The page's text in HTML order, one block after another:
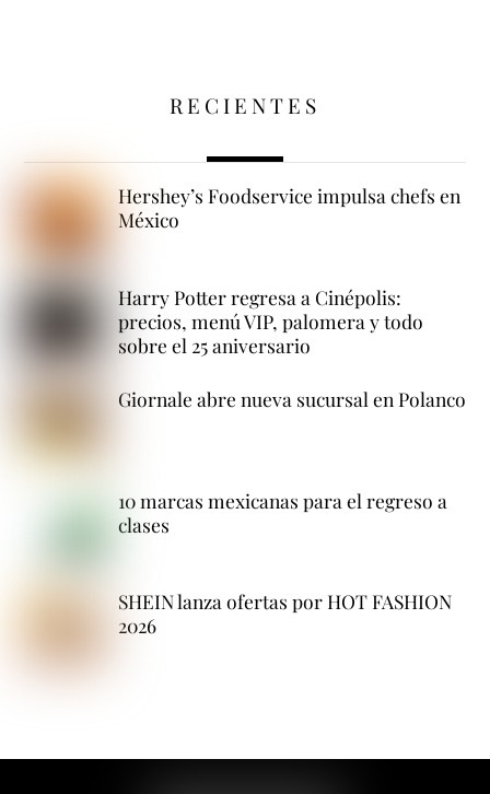
RECIENTES
Hershey’s Foodservice impulsa chefs en
México
Harry Potter regresa a Cinépolis:
precios, menú VIP, palomera y todo
sobre el 25 aniversario
Giornale abre nueva sucursal en Polanco
10 marcas mexicanas para el regreso a
clases
SHEIN lanza ofertas por HOT FASHION
2026